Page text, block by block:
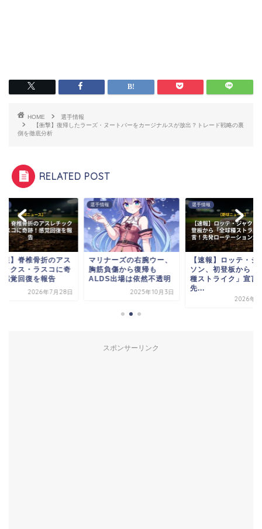
HOME
選手情報
【衝撃】復帰したラーズ・ヌートバーをカージナルスが放出？トレード戦略の裏
側を徹底分析
RELATED POST
マリナーズの右腕ウー、
胸筋負傷から復帰も
ALDS出場は依然不透明
2025年10月3日
選手情報
【速報】ロッテ・ジャク
ソン、初登板から「全球
種ストライク」宣言！
先...
【朗報】
レチック
跡！感覚
スポンサーリンク